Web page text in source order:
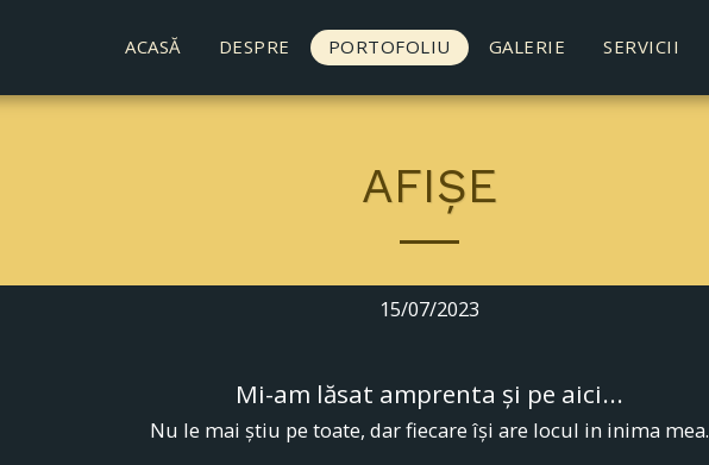
ACASĂ DESPRE PORTOFOLIU GALERIE SERVICII
AFIȘE
15/07/2023
Mi-am lăsat amprenta și pe aici...
Nu le mai știu pe toate, dar fiecare își are locul in inima mea.